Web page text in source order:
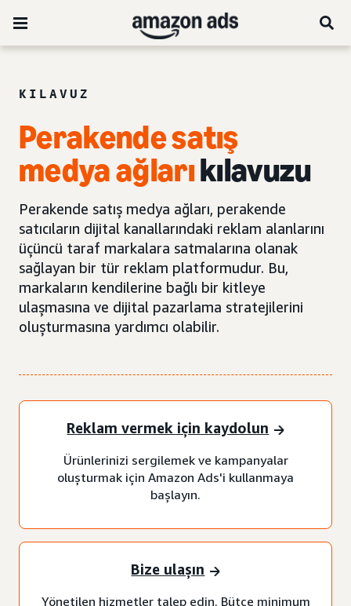
KILAVUZ
Perakende satış
medya ağlarıkılavuzu
Perakende satış medya ağları, perakende
satıcıların dijital kanallarındaki reklam alanlarını
üçüncü taraf markalara satmalarına olanak
sağlayan bir tür reklam platformudur. Bu,
markaların kendilerine bağlı bir kitleye
ulaşmasına ve dijital pazarlama stratejilerini
oluşturmasına yardımcı olabilir.
Reklam vermek için kaydolun
Ürünlerinizi sergilemek ve kampanyalar
oluşturmak için Amazon Ads'i kullanmaya
başlayın.
Bize ulaşın
Yönetilen hizmetler talep edin. Bütçe minimum